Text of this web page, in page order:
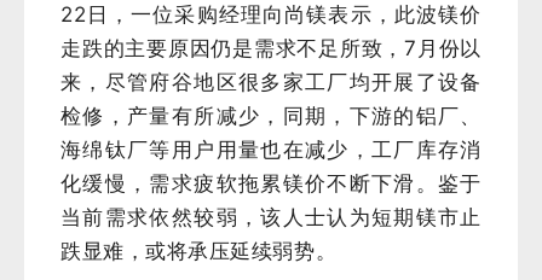
22日，一位采购经理向尚镁表示，此波镁价
走跌的主要原因仍是需求不足所致，7月份以
来，尽管府谷地区很多家工厂均开展了设备
检修，产量有所减少，同期，下游的铝厂、
海绵钛厂等用户用量也在减少，工厂库存消
化缓慢，需求疲软拖累镁价不断下滑。鉴于
当前需求依然较弱，该人士认为短期镁市止
跌显难，或将承压延续弱势。